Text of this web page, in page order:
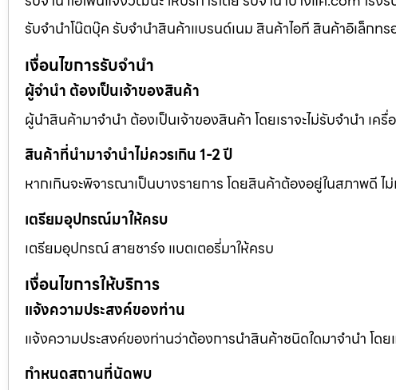
รับจำนำโน๊ตบุ๊ค รับจำนำสินค้าแบรนด์เนม สินค้าไอที สินค้าอิเล็ก
เงื่อนไขการรับจำนำ
ผู้จำนำ ต้องเป็นเจ้าของสินค้า
ผู้นำสินค้ามาจำนำ ต้องเป็นเจ้าของสินค้า โดยเราจะไม่รับจำนำ เค
สินค้าที่นำมาจำนำไม่ควรเกิน 1-2 ปี
หากเกินจะพิจารณาเป็นบางรายการ โดยสินค้าต้องอยู่ในสภาพดี ไ
เตรียมอุปกรณ์มาให้ครบ
เตรียมอุปกรณ์ สายชาร์จ แบตเตอรี่มาให้ครบ
เงื่อนไขการให้บริการ
แจ้งความประสงค์ของท่าน
แจ้งความประสงค์ของท่านว่าต้องการนำสินค้าชนิดใดมาจำนำ โด
กำหนดสถานที่นัดพบ